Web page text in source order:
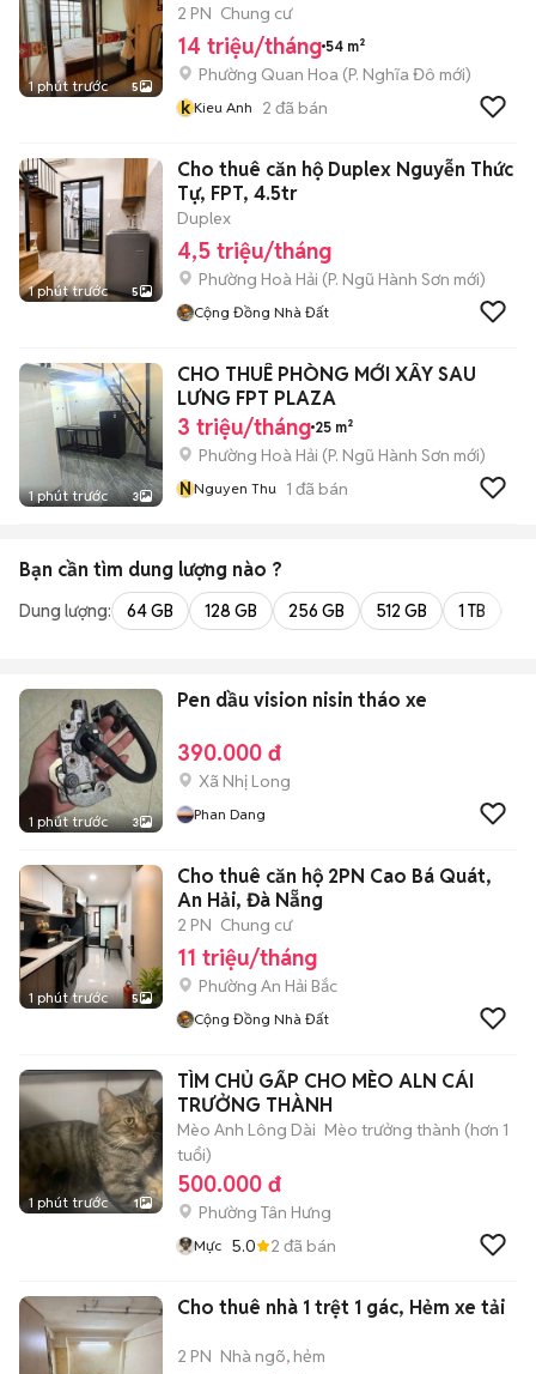
1 phút trước 5
2 PN Chung cư
14 triệu/tháng 54 m²
Phường Quan Hoa (P. Nghĩa Đô mới)
k Kieu Anh 2 đã bán
1 phút trước 5
Cho thuê căn hộ Duplex Nguyễn Thức
Tự, FPT, 4.5tr
Duplex
4,5 triệu/tháng
Phường Hoà Hải (P. Ngũ Hành Sơn mới)
Cộng Đồng Nhà Đất
1 phút trước 3
CHO THUÊ PHÒNG MỚI XÂY SAU
LƯNG FPT PLAZA
3 triệu/tháng 25 m²
Phường Hoà Hải (P. Ngũ Hành Sơn mới)
NNguyen Thu 1 đã bán
Bạn cần tìm dung lượng nào ?
Dung lượng: 64 GB 128 GB 256 GB 512 GB 1 TB
1 phút trước 3
Pen dầu vision nisin tháo xe
390.000 đ
Xã Nhị Long
Phan Dang
1 phút trước 5
Cho thuê căn hộ 2PN Cao Bá Quát,
An Hải, Đà Nẵng
2 PN Chung cư
11 triệu/tháng
Phường An Hải Bắc
Cộng Đồng Nhà Đất
1 phút trước 1
TÌM CHỦ GẤP CHO MÈO ALN CÁI
TRƯỞNG THÀNH
Mèo Anh Lông Dài Mèo trưởng thành (hơn 1
tuổi)
500.000 đ
Phường Tân Hưng
Mực 5.0 2 đã bán
Cho thuê nhà 1 trệt 1 gác, Hẻm xe tải
2 PN Nhà ngõ, hẻm